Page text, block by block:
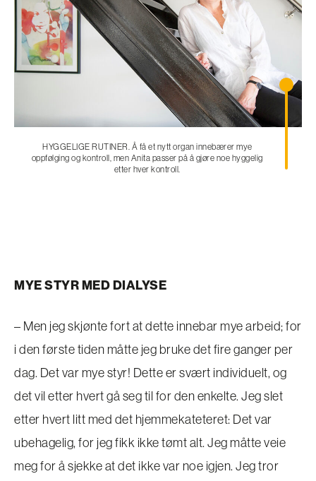
HYGGELIGE RUTINER. Å få et nytt organ innebærer mye
oppfølging og kontroll, men Anita passer på å gjøre noe hyggelig
etter hver kontroll.
MYE STYR MED DIALYSE
– Men jeg skjønte fort at dette innebar mye arbeid; for
i den første tiden måtte jeg bruke det fire ganger per
dag. Det var mye styr! Dette er svært individuelt, og
det vil etter hvert gå seg til for den enkelte. Jeg slet
etter hvert litt med det hjemmekateteret: Det var
ubehagelig, for jeg fikk ikke tømt alt. Jeg måtte veie
meg for å sjekke at det ikke var noe igjen. Jeg tror